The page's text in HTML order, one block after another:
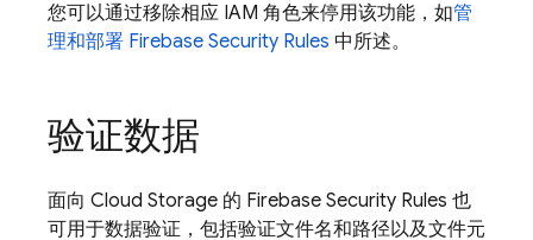
您可以通过移除相应 IAM 角色来停用该功能，如管
理和部署 Firebase Security Rules 中所述。
验证数据
面向 Cloud Storage 的 Firebase Security Rules 也
可用于数据验证，包括验证文件名和路径以及文件元